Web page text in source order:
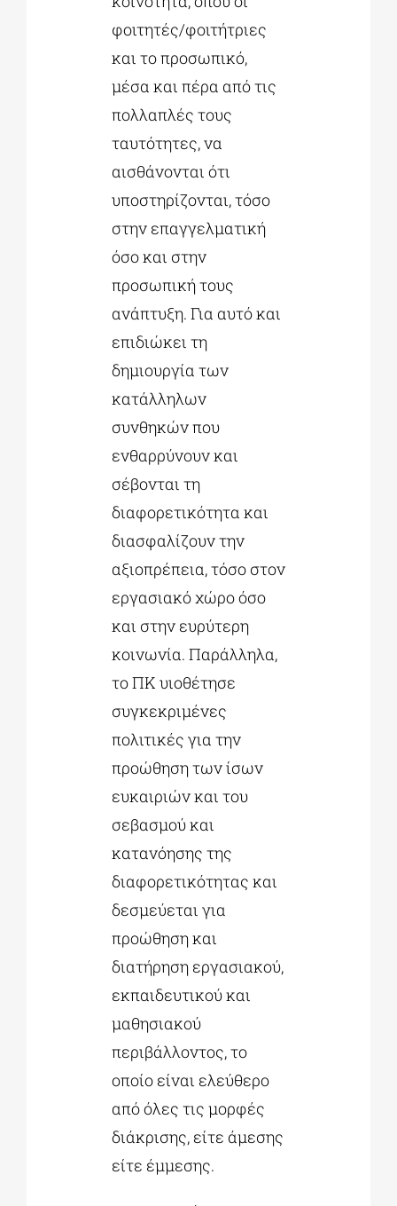
φοιτητές/φοιτήτριες
και το προσωπικό,
μέσα και πέρα από τις
πολλαπλές τους
ταυτότητες, να
αισθάνονται ότι
υποστηρίζονται, τόσο
στην επαγγελματική
όσο και στην
προσωπική τους
ανάπτυξη. Για αυτό και
επιδιώκει τη
δημιουργία των
κατάλληλων
συνθηκών που
ενθαρρύνουν και
σέβονται τη
διαφορετικότητα και
διασφαλίζουν την
αξιοπρέπεια, τόσο στον
εργασιακό χώρο όσο
και στην ευρύτερη
κοινωνία. Παράλληλα,
το ΠΚ υιοθέτησε
συγκεκριμένες
πολιτικές για την
προώθηση των ίσων
ευκαιριών και του
σεβασμού και
κατανόησης της
διαφορετικότητας και
δεσμεύεται για
προώθηση και
διατήρηση εργασιακού,
εκπαιδευτικού και
μαθησιακού
περιβάλλοντος, το
οποίο είναι ελεύθερο
από όλες τις μορφές
διάκρισης, είτε άμεσης
είτε έμμεσης.